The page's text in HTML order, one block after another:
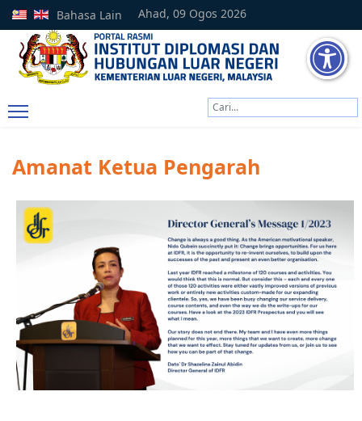
Ahad, 09 Ogos 2026
Bahasa Lain
Amanat Ketua Pengarah